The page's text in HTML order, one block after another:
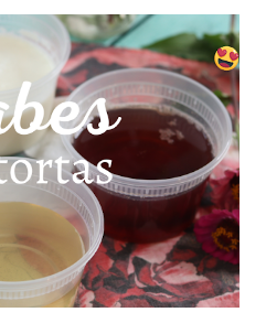
preparar de diferentes
obteniendo un Ganache, que
de chocolate y otra parte
información de lo que es un
(Proporción 3x1)
para resistir climas
batir vegetal (crema para batir
Coloca el chocolate